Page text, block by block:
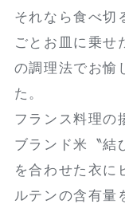
それなら食べ切
ごとお皿に乗せ
の調理法でお愉
た。
フランス料理の
ブランド米〝結
を合わせた衣に
ルテンの含有量